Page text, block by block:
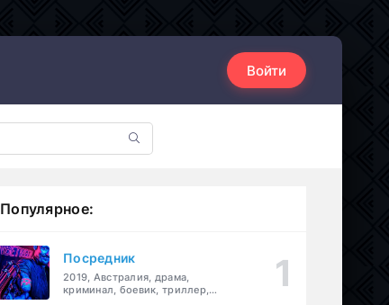
Войти
Популярное:
Посредник
2019, Австралия, драма,
криминал, боевик, триллер,